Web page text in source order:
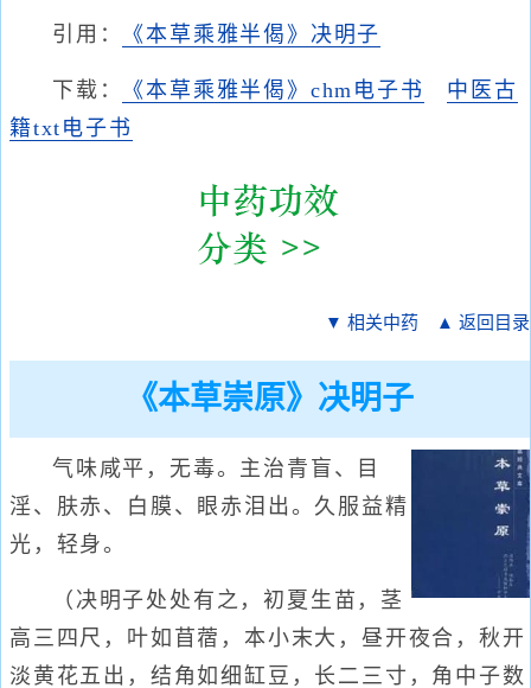
引用： 《本草乘雅半偈》决明子
下载： 《本草乘雅半偈》chm电子书
中医古
籍txt电子书
▼ 相关中药 ▲ 返回目录
《本草崇原》决明子
气味咸平，无毒。主治青盲、目
淫、肤赤、白膜、眼赤泪出。久服益精
光，轻身。
（决明子处处有之，初夏生苗，茎
高三四尺，叶如苜蓿，本小末大，昼开夜合，秋开
淡黄花五出，结角如细缸豆，长二三寸，角中子数